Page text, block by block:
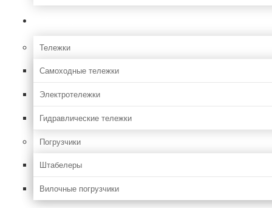
Тележки
Самоходные тележки
Электротележки
Гидравлические тележки
Погрузчики
Штабелеры
Вилочные погрузчики